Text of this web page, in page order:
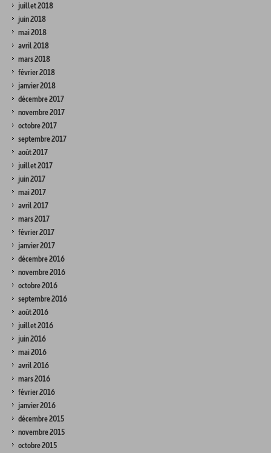
juillet 2018
juin 2018
mai 2018
avril 2018
mars 2018
février 2018
janvier 2018
décembre 2017
novembre 2017
octobre 2017
septembre 2017
août 2017
juillet 2017
juin 2017
mai 2017
avril 2017
mars 2017
février 2017
janvier 2017
décembre 2016
novembre 2016
octobre 2016
septembre 2016
août 2016
juillet 2016
juin 2016
mai 2016
avril 2016
mars 2016
février 2016
janvier 2016
décembre 2015
novembre 2015
octobre 2015